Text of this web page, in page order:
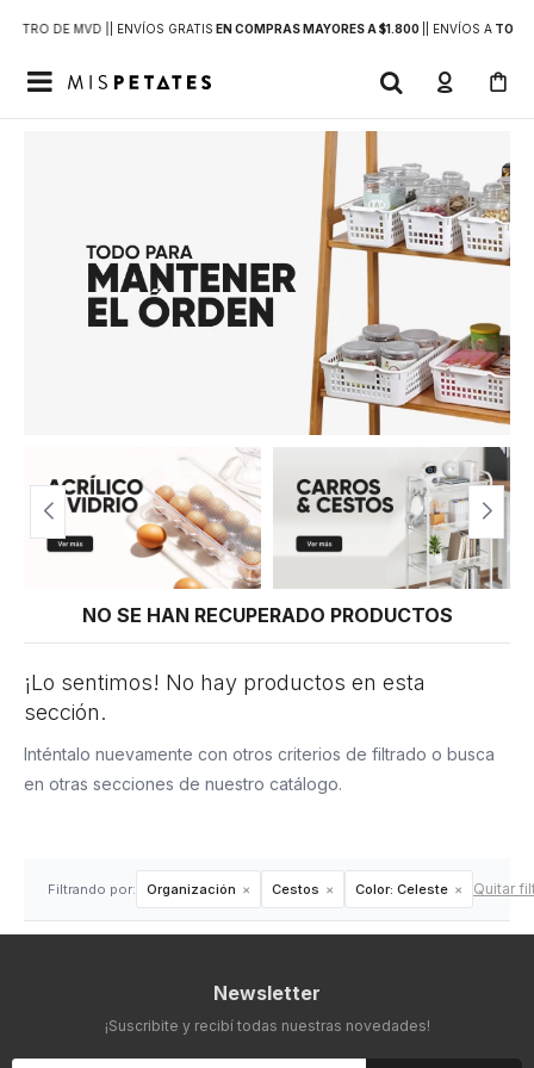
DE MVD | | ENVÍOS GRATIS EN COMPRAS MAYORES A $1.800 | ENVÍOS ATODO

NO SE HAN RECUPERADO PRODUCTOS
¡Lo sentimos! No hay productos en esta
sección.
Inténtalo nuevamente con otros criterios de filtrado o busca
en otras secciones de nuestro catálogo.
Filtrando por: Organización Cestos Color: Celeste Quitar
Newsletter
¡Suscribite y recibí todas nuestras novedades!